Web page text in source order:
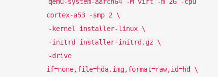
cortex-a53 -smp 2
\
- kernel installer-linux \
-initrd installer-initrd . gz \
-drive
if=none,file=hda. img,format=raw,id=hd \